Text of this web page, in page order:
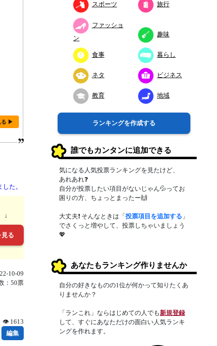
る ▶
た。
↓
る
10-09
：50票
👁 1613
編集
スポーツ 旅行
ファッショ
ン
趣味
食事 暮らし
ネタ ビジネス
教育 地域
ランキングを作成する
誰でもカンタンに追加できる
気になる人気投票ランキングを見たけど、
あれあれ❓
自分が投票したい項目がないじゃん💦ってお
困りの方、ちょっとまったー🙌
大丈夫❗ そんなときは「投票項目を追加する 」
でさくっと増やして、投票しちゃいましょう
💖
あなたもランキング作りませんか
自分の好きなものの1位が何かって知りたくあ
りませんか？
「ランこれ」ならはじめての人でも新規登録
して、すぐにあなただけの面白い人気ランキ
ングを作れます。